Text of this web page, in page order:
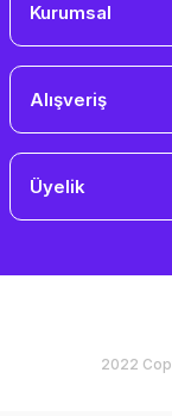
Kurumsal
Alışveriş
Üyelik
2022